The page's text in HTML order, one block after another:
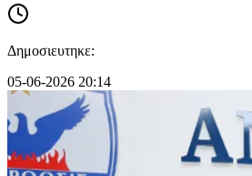
Δημοσιευτηκε:
05-06-2026 20:14